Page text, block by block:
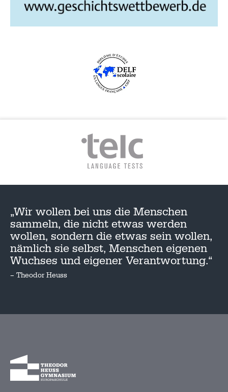
„Wir wollen bei uns die Menschen
sammeln, die nicht etwas werden
wollen, sondern die etwas sein wollen,
nämlich sie selbst, Menschen eigenen
Wuchses und eigener Verantwortung.“
– Theodor Heuss